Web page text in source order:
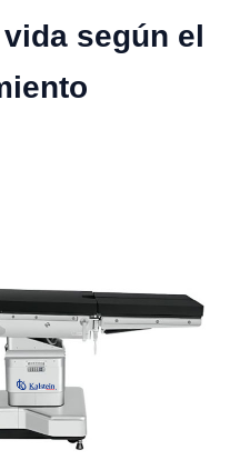
según el